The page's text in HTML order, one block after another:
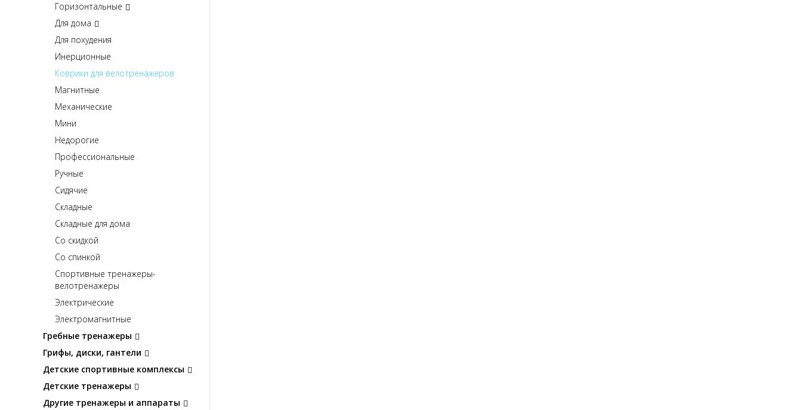
Горизонтальные
Для дома
Для похудения
Инерционные
Коврики для велотренажеров
Магнитные
Механические
Мини
Недорогие
Профессиональные
Ручные
Сидячие
Складные
Складные для дома
Со скидкой
Со спинкой
Спортивные тренажеры-
велотренажеры
Электрические
Электромагнитные
Гребные тренажеры
Грифы, диски, гантели
Детские спортивные комплексы
Детские тренажеры
Другие тренажеры и аппараты